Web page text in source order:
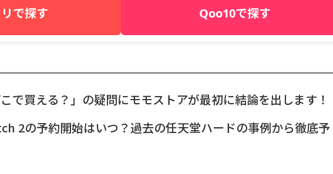
で探す Qoo10で探す
で買える？」の疑問にモモストアが最初に結論を出します！
2の予約開始はいつ？過去の任天堂ハードの事例から徹底予